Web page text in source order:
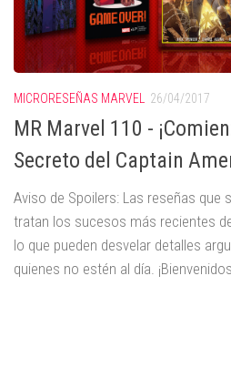
MICRORESEÑAS MARVEL 26/04/2017
MR Marvel 110 -
Secreto del Captain
Aviso de Spoilers: Las reseñas que
tratan los sucesos más recientes
lo que pueden desvelar detalles
quienes no estén al día.